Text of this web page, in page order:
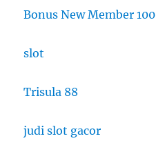
Bonus New Member 100
slot
Trisula 88
judi slot gacor